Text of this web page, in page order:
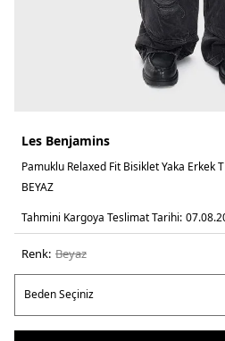
Les Benjamins
Pamuklu Relaxed Fit Bisiklet Yaka Erkek
BEYAZ
Tahmini Kargoya Teslimat Tarihi:
Renk: beyaz